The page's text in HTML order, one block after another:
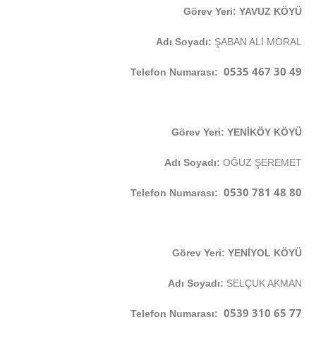
Görev Yeri: YAVUZ KÖYÜ
Adı Soyadı: ŞABAN ALİ MORAL
Telefon Numarası: 0535 467 30 49
Görev Yeri: YENİKÖY KÖYÜ
Adı Soyadı: OĞUZ ŞEREMET
Telefon Numarası: 0530 781 48 80
Görev Yeri: YENİYOL KÖYÜ
Adı Soyadı: SELÇUK AKMAN
Telefon Numarası: 0539 310 65 77